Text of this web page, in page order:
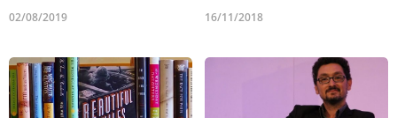
02/08/2019 16/11/2018